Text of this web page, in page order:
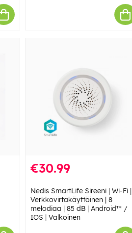
€30.99
Nedis SmartLife Sireeni | Wi-Fi |
Verkkovirtakäyttöinen | 8
melodiaa | 85 dB | Android™ /
IOS | Valkoinen